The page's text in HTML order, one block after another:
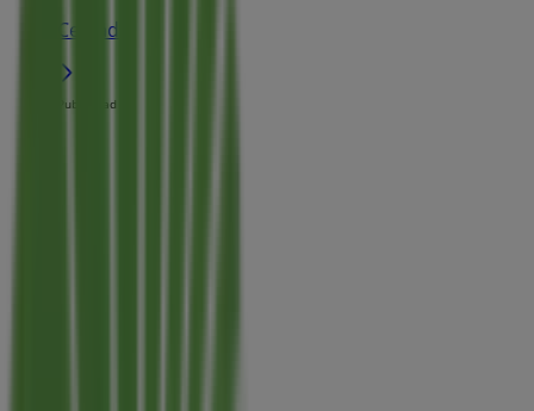
Cerrado
Publicidad